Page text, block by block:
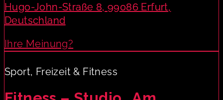
Hugo-John-Straße 8, 99086 Erfurt,
Deutschland
Ihre Meinung?
Sport, Freizeit & Fitness